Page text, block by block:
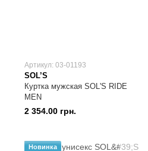
Артикул: 03-01193
SOL’S
Куртка мужская SOL'S RIDE
MEN
2 354.00 грн.
Новинка